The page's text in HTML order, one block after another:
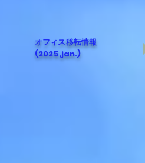
​オフィス移転情報
(2025,jan.)